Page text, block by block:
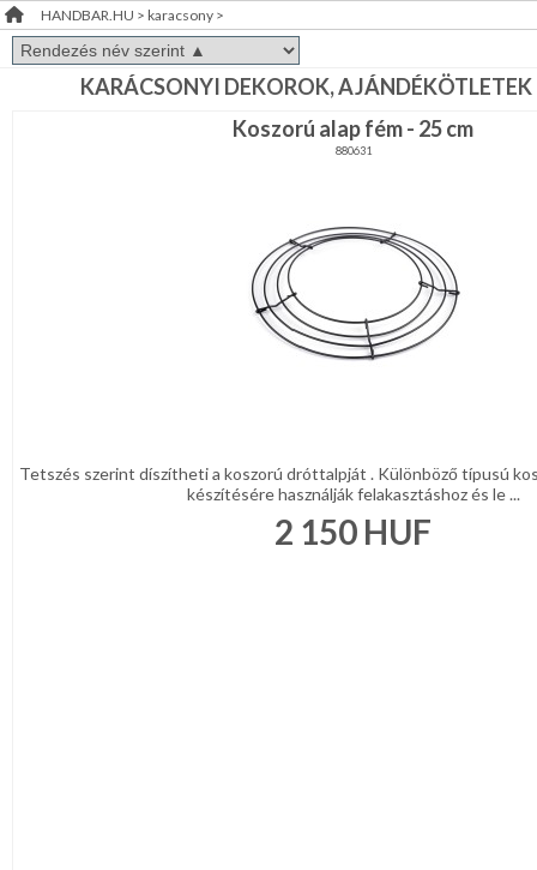
RENDEZVÉNY
DEKORÁCIÓ
ÉRDEKLŐDÉS,ÁRAJÁNLAT
FÜRDŐSZOBA
GYEREKSZOBA
HANDBAR.HU > karacsony >
KARÁCSONYI DEKOROK, AJÁNDÉKÖTLETEK
Koszorú alap fém - 25 cm
880631
Tetszés szerint díszítheti a koszorú dróttalpját . Különböző típusú
készítésére használják felakasztáshoz és le ...
2 150 HUF